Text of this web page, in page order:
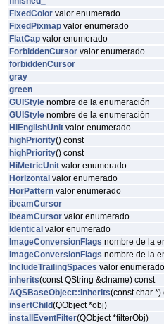
FixedColor valor enumerado
FixedPixmap valor enumerado
FlatCap valor enumerado
ForbiddenCursor valor enumerado
forbiddenCursor
gray
green
GUIStyle nombre de la enumeración
GUIStyle nombre de la enumeración
HiEnglishUnit valor enumerado
highPriority() const
highPriority() const
HiMetricUnit valor enumerado
Horizontal valor enumerado
HorPattern valor enumerado
ibeamCursor
IbeamCursor valor enumerado
Identical valor enumerado
ImageConversionFlags nombre de la
ImageConversionFlags nombre de la
IncludeTrailingSpaces valor enumerado
inherits(const QString &clname) const
AQSBaseObject::inherits(const char *)
insertChild(QObject *obj)
installEventFilter(QObject *filterObj)